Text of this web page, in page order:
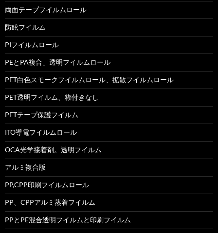
両面テープフイルムロール
防眩フイルム
PIフイルムロール
PEとPA複合」透明フイルムロール
PET白色スモークフイルムロール、拡散フイルムロール
PET透明フイルム、糊付きなし
PETテープ保護フイルム
ITO導電フイルムロール
OCA光学接着剤。透明フイルム
アルミ複合版
PP,CPP印刷フイルムロール
PP、CPPアルミ蒸着フイルム
PPとPE混合透明フイルムと印刷フイルム